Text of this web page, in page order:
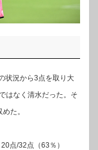
状況から3点を取り大
はなく清水だった。そ
た。
点/32点（63％）